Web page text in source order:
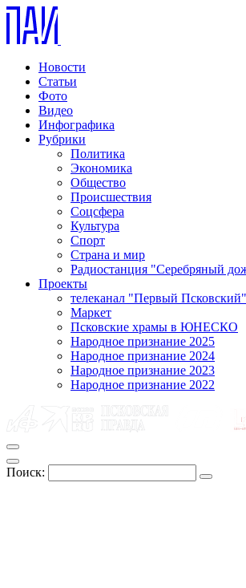
Новости
Статьи
Фото
Видео
Инфографика
Рубрики
Политика
Экономика
Общество
Происшествия
Соцсфера
Культура
Спорт
Страна и мир
Радиостанция "Серебряный
Проекты
телеканал "Первый Псковский"
Маркет
Псковские храмы в ЮНЕСКО
Народное признание 2025
Народное признание 2024
Народное признание 2023
Народное признание 2022
Поиск: